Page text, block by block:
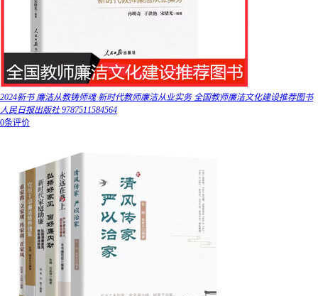
2024新书 廉洁从教铸师魂 新时代教师廉洁从业实务 全国教师廉洁文化建设推荐图书
人民日报出版社 9787511584564
0条评价